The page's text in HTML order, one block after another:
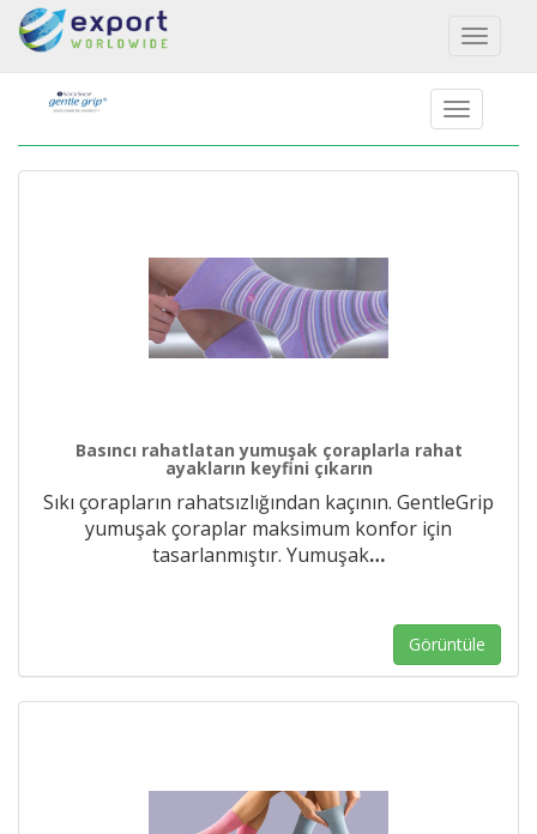
Toggle
Basıncı rahatlatan yumuşak çoraplarla rahat
ayakların keyfini çıkarın
Sıkı çorapların rahatsızlığından kaçının. GentleGrip
yumuşak çoraplar maksimum konfor için
tasarlanmıştır. Yumuşak…
Görüntüle